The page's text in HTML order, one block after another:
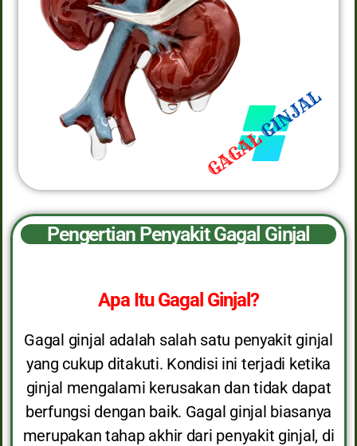
Pengertian Penyakit Gagal Ginjal
Apa Itu Gagal Ginjal?
Gagal ginjal adalah salah satu penyakit ginjal
yang cukup ditakuti. Kondisi ini terjadi ketika
ginjal mengalami kerusakan dan tidak dapat
berfungsi dengan baik. Gagal ginjal biasanya
merupakan tahap akhir dari penyakit ginjal, di